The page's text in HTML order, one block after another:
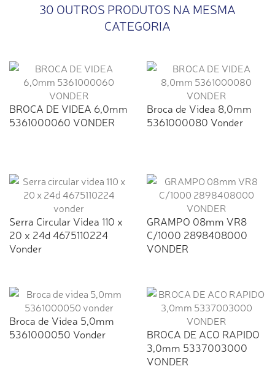
30 OUTROS PRODUTOS NA MESMA
CATEGORIA
BROCA DE VIDEA 6,0mm
5361000060 VONDER
Broca de Videa 8,0mm
5361000080 Vonder
Serra Circular Videa 110 x
20 x 24d 4675110224
Vonder
GRAMPO 08mm VR8
C/1000 2898408000
VONDER
Broca de Videa 5,0mm
5361000050 Vonder
BROCA DE ACO RAPIDO
3,0mm 5337003000
VONDER